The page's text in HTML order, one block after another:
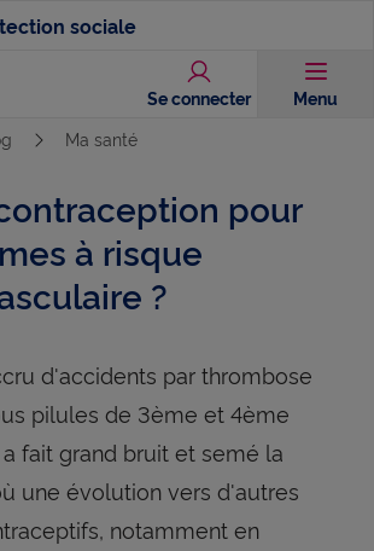
sociale
Se connecter Menu
Ma santé
pour
à risque
?
d'accidents par thrombose
pilules de 3ème et 4ème
fait grand bruit et semé la
une évolution vers d'autres
notamment en